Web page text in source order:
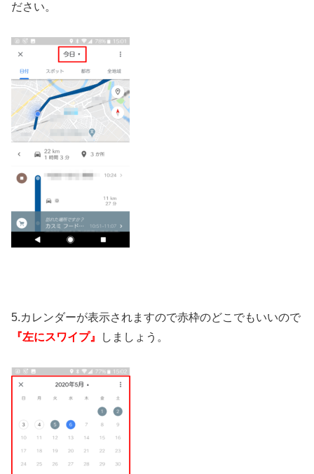
ださい。
5.カレンダーが表示されますので赤枠のどこでもいいので
『左にスワイプ』
しましょう。